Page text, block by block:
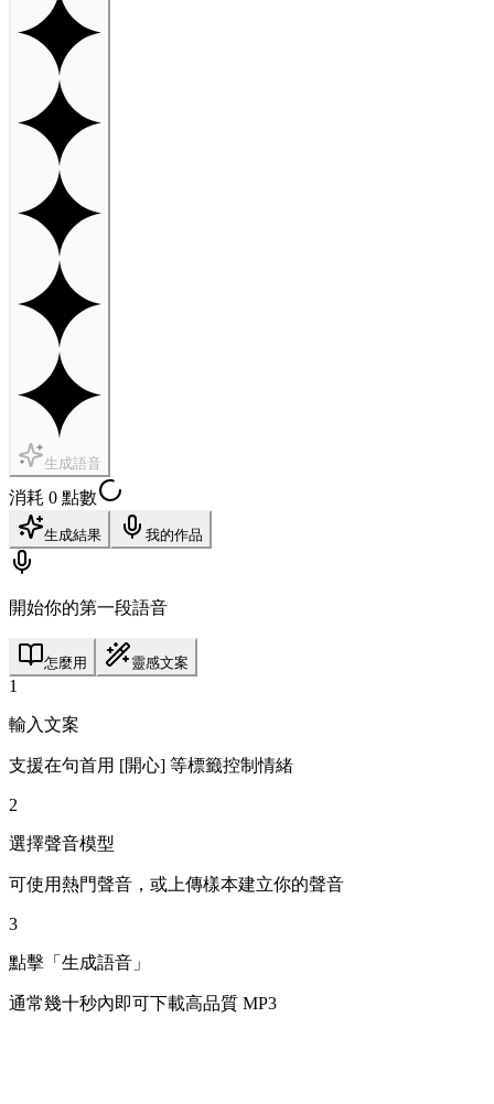
生成語音
消耗 0 點數
生成結果 我的作品
開始你的第一段語音
怎麼用 靈感文案
1
輸入文案
支援在句首用 [開心] 等標籤控制情緒
2
選擇聲音模型
可使用熱門聲音，或上傳樣本建立你的聲音
3
點擊「生成語音」
通常幾十秒內即可下載高品質 MP3